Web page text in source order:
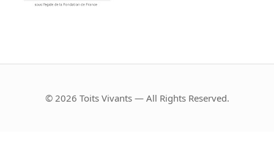
© 2026 Toits Vivants — All Rights Reserved.